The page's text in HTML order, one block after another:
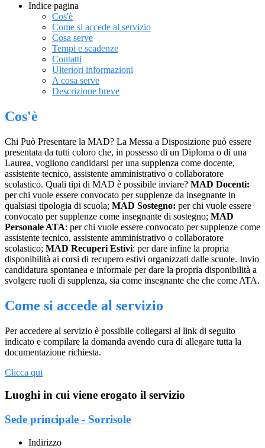
Indice pagina
Cos'è
Come si accede al servizio
Cosa serve
Tempi e scadenze
Contatti
Ulteriori informazioni
A cosa serve
Descrizione breve
Cos'è
Chi Può Presentare la MAD? La Messa a Disposizione può essere
presentata da tutti coloro che, in possesso di un Diploma o di una
Laurea, vogliono candidarsi per una supplenza come docente,
assistente tecnico, assistente amministrativo o collaboratore
scolastico. Quali tipi di MAD è possibile inviare? MAD Docenti:
per chi vuole essere convocato per supplenze da insegnante in
qualsiasi tipologia di scuola; MAD Sostegno: per chi vuole essere
convocato per supplenze come insegnante di sostegno; MAD
Personale ATA: per chi vuole essere convocato per supplenze come
assistente tecnico, assistente amministrativo o collaboratore
scolastico; MAD Recuperi Estivi: per dare infine la propria
disponibilità ai corsi di recupero estivi organizzati dalle scuole. Invio
candidatura spontanea e informale per dare la propria disponibilità a
svolgere ruoli di supplenza, sia come insegnante che che come ATA.
Come si accede al servizio
Per accedere al servizio è possibile collegarsi al link di seguito
indicato e compilare la domanda avendo cura di allegare tutta la
documentazione richiesta.
Clicca qui
Luoghi in cui viene erogato il servizio
Sede principale - Sorrisole
Indirizzo